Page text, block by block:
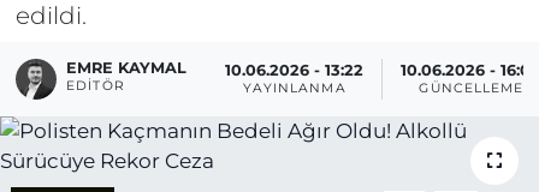
edildi.
EMRE KAYMAL
EDITÖR
10.06.2026 - 13:22
YAYINLANMA
10.06.2026 -
GÜNCELLEME